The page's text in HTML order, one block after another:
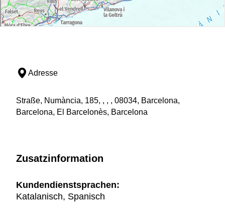
Adresse
Straße, Numància, 185, , , , 08034, Barcelona,
Barcelona, El Barcelonès, Barcelona
Zusatzinformation
Kundendienstsprachen:
Katalanisch, Spanisch